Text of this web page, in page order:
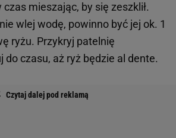
czas mieszając, by się zeszklił.
wlej wodę, powinno być jej ok. 1
ryżu. Przykryj patelnię
do czasu, aż ryż będzie al dente.